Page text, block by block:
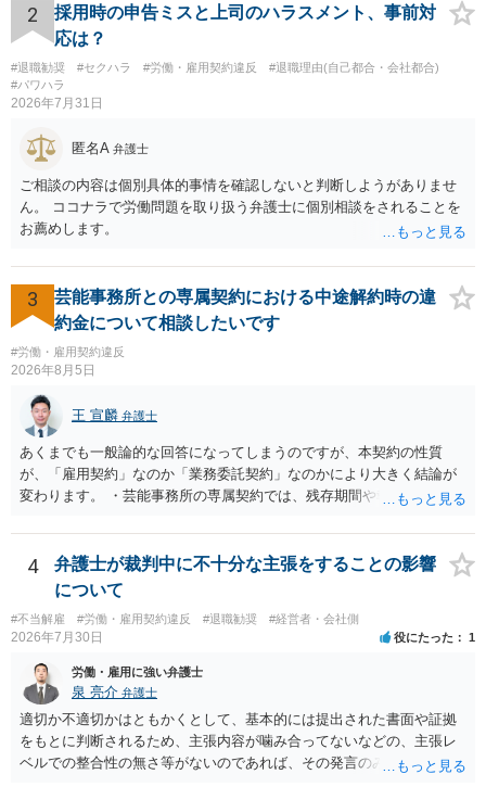
については、会社側に「部下の不正行為による情報漏洩」と正式に認
定させ、誤認した他部署への適切なフォローや周知を求めるのが有効
です。 あるいは、懲戒があったことを社内で周知される手続があるの
ならば、それにより軽微ながら回復はできるかもしれません。 さらに
個人としても、相手に対してプライバシー侵害等に基づく損害賠償
らない可能性があります。）。
2
採用時の申告ミスと上司のハラスメント、事前対
応は？
#退職勧奨 #セクハラ #労働・雇用契約違反
#退職理由(自己都合・会社都合)
#パワハラ
2026年7月31日
匿名A 弁護士
ご相談の内容は個別具体的事情を確認しないと判断しようがありませ
ん。 ココナラで労働問題を取り扱う弁護士に個別相談をされることを
お薦めします。
3
芸能事務所との専属契約における中途解約時の違
約金について相談したいです
#労働・雇用契約違反
2026年8月5日
王 宣麟 弁護士
あくまでも一般論的な回答になってしまうのですが、本契約の性質
が、「雇用契約」なのか「業務委託契約」なのかにより大きく結論が
変わります。 ・芸能事務所の専属契約では、残存期間や報酬額、投下
務上よくあるからといって当然に適法という意味ではなく、実際の損
害との対応関係や合理性が重要です。 ・違約金に上限がなくても、常
に有効になるわけではありません。契約が労働契約に近い実態なら労
損害と比べて過大なら無効や減額が争点になります。 ・契約前の修正
交渉は一般的です。 交渉の方向としては、上限額を設ける、実損害ベ
ースにする、算定根拠を明確化する、違約金ではなく「合理的な実
費・未回収費用のみ」に限定する、などが典型です。 ・弁護士に契約
前に契約書の内容をレビューしてもらう価値は十分にあると思われま
す。 争点は、契約類型が雇用か業務委託か、実態として労働者性があ
るか、解除事由が双方にどう定められているか、違約金の算定根拠が
合理的か、という複数論点に分かれます。契約前なら、交渉のパワー
4
弁護士が裁判中に不十分な主張をすることの影響
について
#不当解雇 #労働・雇用契約違反 #退職勧奨 #経営者・会社側
2026年7月30日 役にたった 1
労働・雇用に強い弁護士
泉 亮介 弁護士
適切か不適切かはともかくとして、基本的には提出された書面や証拠
をもとに判断されるため、主張内容が噛み合ってないなどの、主張レ
ベルでの整合性の無さ等がないのであれば、その発言のみで大きく不